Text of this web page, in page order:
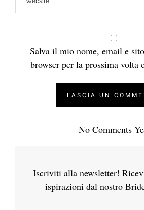
Salva il mio nome, email e
browser per la prossima volta
No Comments
Iscriviti alla newsletter!
ispirazioni dal nostro